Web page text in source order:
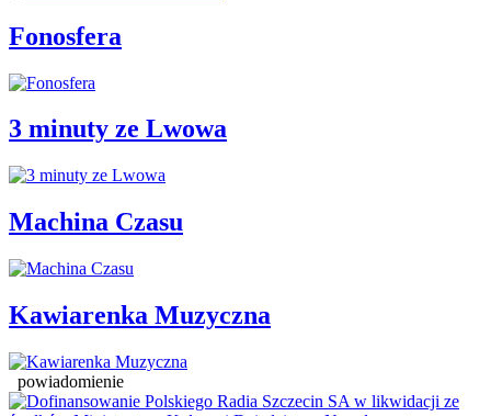
Fonosfera
3 minuty ze Lwowa
Machina Czasu
Kawiarenka Muzyczna
powiadomienie